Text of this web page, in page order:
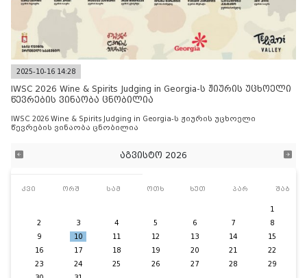
2025-10-16 14:28
IWSC 2026 Wine & Spirits Judging in Georgia-ს ჟიურის უცხოელი
წევრების ვინაობა ცნობილია
IWSC 2026 Wine & Spirits Judging in Georgia-ს ჟიურის უცხოელი
წევრების ვინაობა ცნობილია
აგვისტო 2026
კვი ორშ სამ ოთხ ხუთ პარ შაბ
1
2
3 4 5 6 7
8
9
10 11 12 13 14
15
16
17 18 19 20 21
22
23
24 25 26 27 28
29